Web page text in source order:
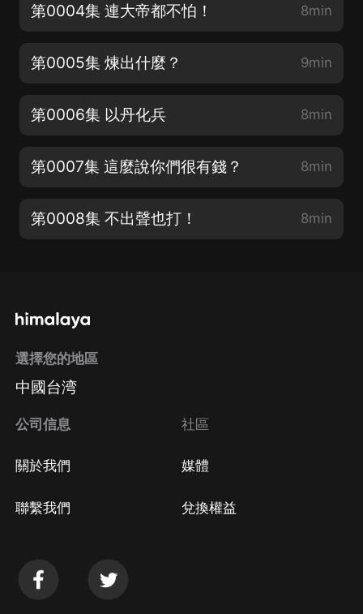
第0004集 連大帝都不怕！ 8min
第0005集 煉出什麼？ 9min
第0006集 以丹化兵 8min
第0007集 這麼說你們很有錢？ 8min
第0008集 不出聲也打！ 8min
選擇您的地區
中國台湾
公司信息
關於我們
聯繫我們
社區
媒體
兌換權益